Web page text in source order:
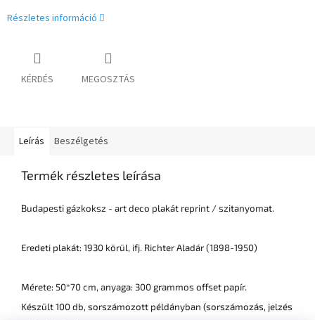
Részletes információ
KÉRDÉS MEGOSZTÁS
Leírás Beszélgetés
Termék részletes leírása
Budapesti gázkoksz - art deco plakát reprint / szitanyomat.
Eredeti plakát: 1930 körül, ifj. Richter Aladár (1898-1950)
Mérete: 50*70 cm, anyaga: 300 grammos offset papír.
Készült 100 db, sorszámozott példányban (sorszámozás, jelzés